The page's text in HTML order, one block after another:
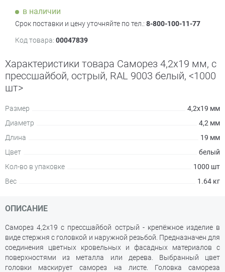
в наличии
Срок поставки и цену уточняйте по тел.: 8-800-100-11-77
Код товара: 00047839
Характеристики товара Саморез 4,2х19 мм, с
прессшайбой, острый, RAL 9003 белый, <1000
шт>
Размер
4,2х19 мм
Диаметр
4,2 мм
Длина
19 мм
Цвет
белый
Кол-во в упаковке
1000 шт
Вес
1.64 кг
ОПИСАНИЕ
Саморез 4,2х19 с прессшайбой острый - крепёжное изделие в
виде стержня с головкой и наружной резьбой. Предназначен для
соединения цветных кровельных и фасадных материалов с
поверхностями из металла или дерева. Выбранный цвет
головки маскирует саморез на листе. Головка самореза